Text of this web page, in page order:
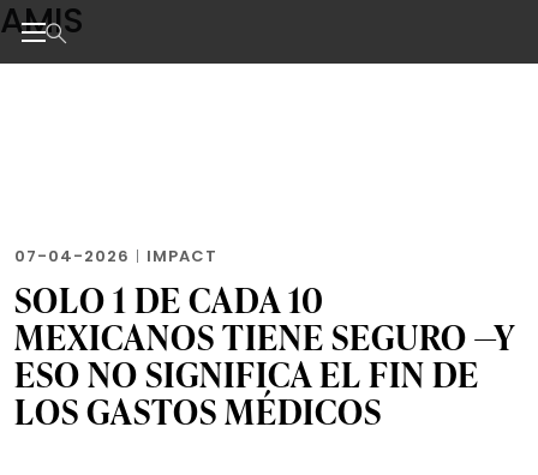
Skip
to
the
AMIS
07-04-2026 | IMPACT
SOLO 1 DE CADA 10
MEXICANOS TIENE SEGURO —Y
ESO NO SIGNIFICA EL FIN DE
LOS GASTOS MÉDICOS